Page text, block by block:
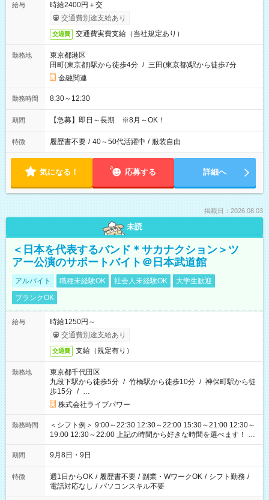
給与
時給2400円＋交
交通費別途支給あり
交通費 交通費実費支給（当社規定あり）
勤務地
東京都港区
田町(東京都)駅から徒歩4分 / 三田(東京都)駅から徒歩7分
金融関連
勤務時間 8:30～12:30
期間 【急募】即日～長期 ※8月～OK！
特徴 履歴書不要 / 40～50代活躍中 / 服装自由
気になる！ 応募する 詳細へ
掲載日：2026.08.03
未読
＜日本を代表するバンド＊サカナクション＞ツ
アー公演のサポートバイト＠日本武道館
アルバイト 職種未経験OK 社会人未経験OK
大学生歓迎
ブランクOK
給与
時給1250円～
交通費別途支給あり
交通費 支給（規定有り）
勤務地
東京都千代田区
九段下駅から徒歩5分 / 竹橋駅から徒歩10分 / 神保町駅から徒
歩15分 / …
株式会社ライブパワー
勤務時間
＜シフト例＞ 9:00～22:30 12:30～22:00 15:30～21:00 12:30～
19:00 12:30～22:00 上記の時間から好きな時間を選べます！ ※
時間は変更となる可能性があります
期間 9月8日・9日
特徴 週1日からOK / 履歴書不要 / 副業・WワークOK / シフト勤務 /
電話対応なし / パソコンスキル不要